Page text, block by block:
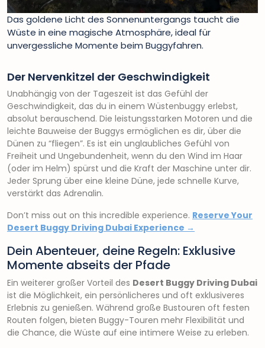
Das goldene Licht des Sonnenuntergangs taucht die
Wüste in eine magische Atmosphäre, ideal für
unvergessliche Momente beim Buggyfahren.
Der Nervenkitzel der Geschwindigkeit
Unabhängig von der Tageszeit ist das Gefühl der
Geschwindigkeit, das du in einem Wüstenbuggy erlebst,
absolut berauschend. Die leistungsstarken Motoren und die
leichte Bauweise der Buggys ermöglichen es dir, über die
Dünen zu “fliegen”. Es ist ein unglaubliches Gefühl von
Freiheit und Ungebundenheit, wenn du den Wind im Haar
(oder im Helm) spürst und die Kraft der Maschine unter dir.
Jeder Sprung über eine kleine Düne, jede schnelle Kurve,
verstärkt das Adrenalin.
Don’t miss out on this incredible experience. Reserve Your
Desert Buggy Driving Dubai Experience →
Dein Abenteuer, deine Regeln: Exklusive
Momente abseits der Pfade
Ein weiterer großer Vorteil des Desert Buggy Driving Dubai
ist die Möglichkeit, ein persönlicheres und oft exklusiveres
Erlebnis zu genießen. Während große Bustouren oft festen
Routen folgen, bieten Buggy-Touren mehr Flexibilität und
die Chance, die Wüste auf eine intimere Weise zu erleben.